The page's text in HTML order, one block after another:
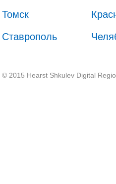
Томск
Ставрополь
© 2015 Hearst Shkulev Digital